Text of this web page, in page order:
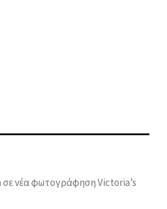
σε νέα φωτογράφηση Victoria’s